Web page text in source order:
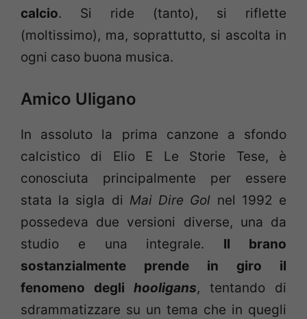
calcio. Si ride (tanto), si riflette
(moltissimo), ma, soprattutto, si ascolta in
ogni caso buona musica.
Amico Uligano
In assoluto la prima canzone a sfondo
calcistico di Elio E Le Storie Tese, è
conosciuta principalmente per essere
stata la sigla di Mai Dire Gol nel 1992 e
possedeva due versioni diverse, una da
studio e una integrale. Il brano
sostanzialmente prende in giro il
fenomeno degli hooligans, tentando di
sdrammatizzare su un tema che in quegli